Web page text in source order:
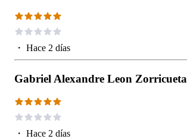
・ Hace 2 días
Gabriel Alexandre Leon Zorricueta
・ Hace 2 días